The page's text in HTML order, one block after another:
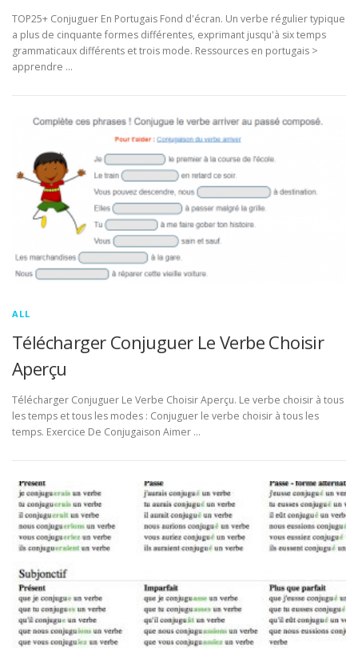
TOP25+ Conjuguer En Portugais Fond d'écran. Un verbe régulier typique
a plus de cinquante formes différentes, exprimant jusqu'à six temps
grammaticaux différents et trois mode. Ressources en portugais >
apprendre …
ALL
Télécharger Conjuguer Le Verbe Choisir
Aperçu
Télécharger Conjuguer Le Verbe Choisir Aperçu. Le verbe choisir à tous
les temps et tous les modes : Conjuguer le verbe choisir à tous les
temps. Exercice De Conjugaison Aimer …